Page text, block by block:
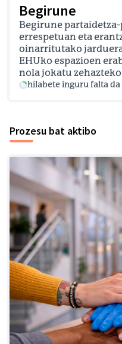
Begirune
Begirune
errespetuan eta
oinarritutako
EHUko espazioen
nola jokatu
hilabete inguru falta da
Prozesu bat aktibo